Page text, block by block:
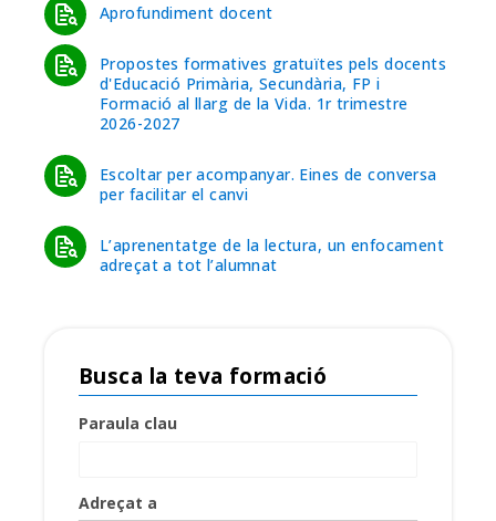
Aprofundiment docent
Propostes formatives gratuïtes pels docents
d'Educació Primària, Secundària, FP i
Formació al llarg de la Vida. 1r trimestre
2026-2027
Escoltar per acompanyar. Eines de conversa
per facilitar el canvi
L’aprenentatge de la lectura, un enfocament
adreçat a tot l’alumnat
Busca la teva formació
Paraula clau
Adreçat a